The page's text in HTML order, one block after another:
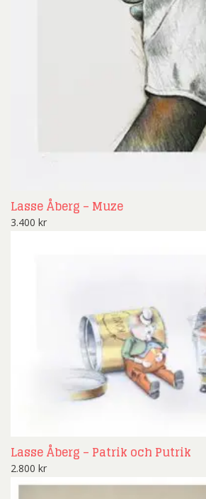
Lasse Åberg – Muze
3.400 kr
Lasse Åberg – Patrik och Putrik
2.800 kr